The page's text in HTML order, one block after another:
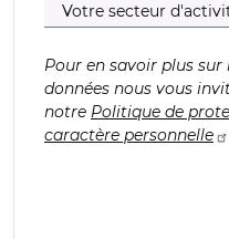
Pour en savoir plus
données nous vous
notre Politique de
caractère personnelle